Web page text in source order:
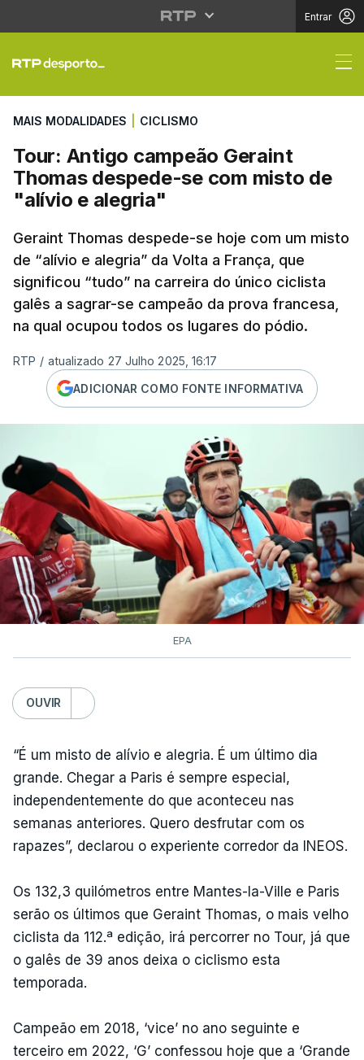
Entrar
Tour: Antigo
MAIS MODALIDADES CICLISMO
Tour: Antigo campeão Geraint
Thomas despede-se com misto de
"alívio e alegria"
Geraint Thomas despede-se hoje com um misto
de “alívio e alegria” da Volta a França, que
significou “tudo” na carreira do único ciclista
galês a sagrar-se campeão da prova francesa,
na qual ocupou todos os lugares do pódio.
RTP / atualizado 27 Julho 2025, 16:17
ADICIONAR COMO FONTE INFORMATIVA
EPA
OUVIR
“É um misto de alívio e alegria. É um último dia
grande. Chegar a Paris é sempre especial,
independentemente do que aconteceu nas
semanas anteriores. Quero desfrutar com os
rapazes”, declarou o experiente corredor da INEOS.
Os 132,3 quilómetros entre Mantes-la-Ville e Paris
serão os últimos que Geraint Thomas, o mais velho
ciclista da 112.ª edição, irá percorrer no Tour, já que
o galês de 39 anos deixa o ciclismo esta
temporada.
Campeão em 2018, ‘vice’ no ano seguinte e
terceiro em 2022, ‘G’ confessou hoje que a ‘Grande